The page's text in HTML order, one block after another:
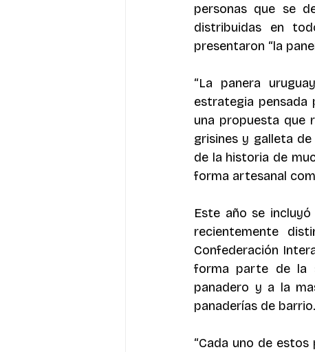
personas que se
distribuidas en
presentaron “la
“La panera
estrategia pensada
una propuesta que
grisines y galleta
de la historia de
forma artesanal
Este año se
recientemente
Confederación
forma parte de la
panadero y a la
panaderías de barrio.
“Cada uno de